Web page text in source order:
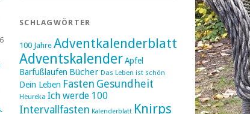
SCHLAGWÖRTER
100 Jahre Adventkalenderblatt
AdventskalenderApfel
Barfußlaufen Bücher Das Leben ist schön
Dein Leben Fasten Gesundheit
Heureka Ich werde 100
Intervallfasten Kalenderblatt Knirps